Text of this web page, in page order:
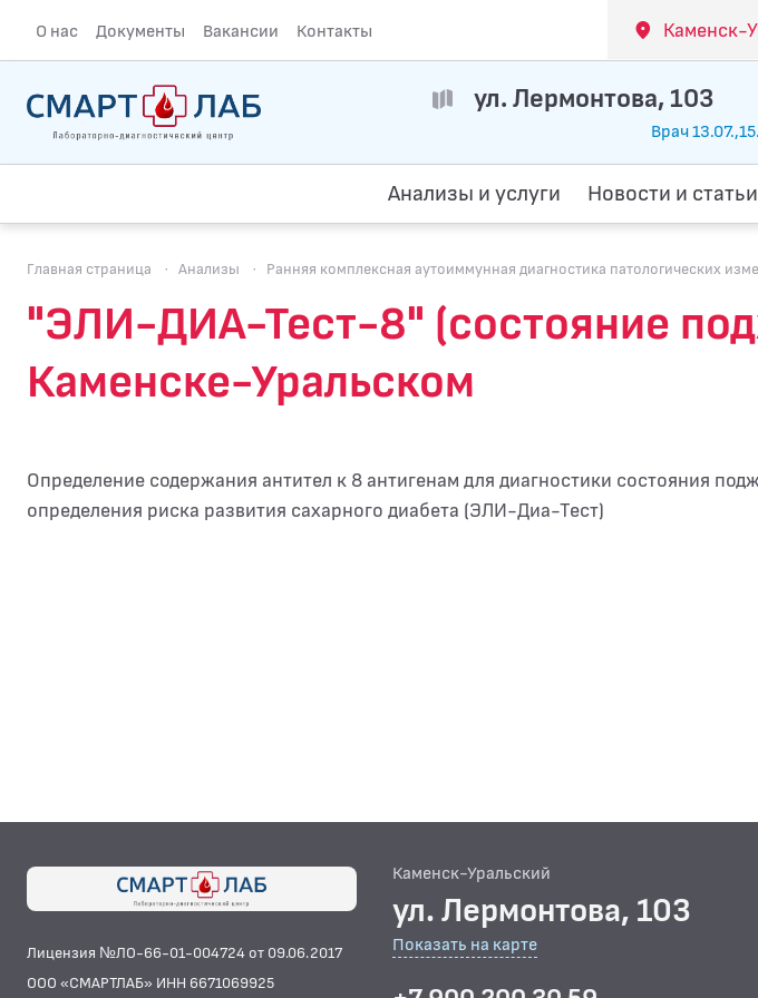
О нас Документы Вакансии Контакты Каменск-
ул. Лермонтова, 103
Врач
Анализы и услуги Новости и статьи
Главная страница · Анализы · Ранняя комплексная аутоиммунная диагностика патологических
"ЭЛИ-ДИА-Тест-8" (состояние
Каменске-Уральском
Определение содержания антител к 8 антигенам для диагностики состояния
определения риска развития сахарного диабета (ЭЛИ-Диа-Тест)
Лицензия №ЛО-66-01-004724 от 09.06.2017
ООО «СМАРТЛАБ» ИНН 6671069925
Каменск-Уральский
ул. Лермонтова, 103
Показать на карте